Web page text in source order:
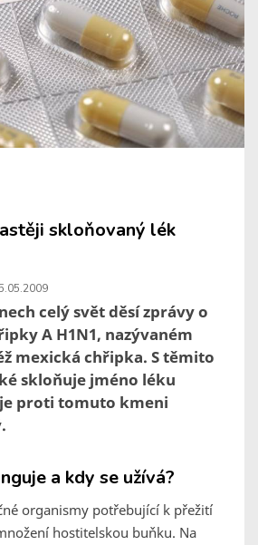
skloňovaný lék
celý svět děsí zprávy o
A H1N1, nazývaném
mexická chřipka. S těmito
skloňuje jméno léku
proti tomuto kmeni
a kdy se užívá?
organismy potřebující k přežití
hostitelskou buňku. Na